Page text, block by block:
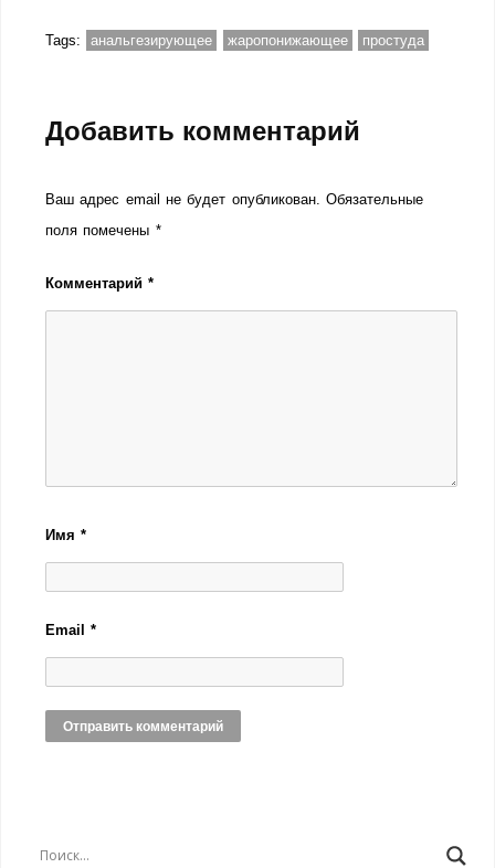
Tags: анальгезирующее жаропонижающее простуда
Добавить комментарий
Ваш адрес email не будет опубликован. Обязательные
поля помечены *
Комментарий*
Имя*
Email*